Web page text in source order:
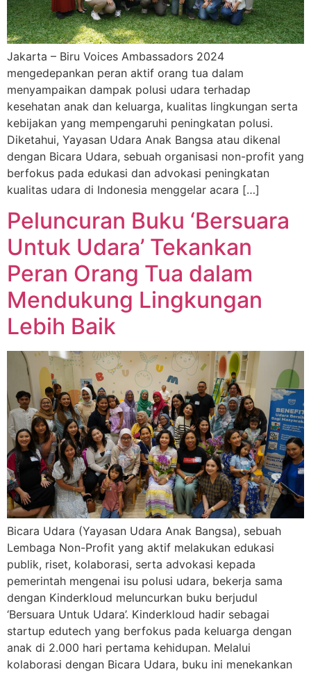
Jakarta – Biru Voices Ambassadors 2024
mengedepankan peran aktif orang tua dalam
menyampaikan dampak polusi udara terhadap
kesehatan anak dan keluarga, kualitas lingkungan serta
kebijakan yang mempengaruhi peningkatan polusi.
Diketahui, Yayasan Udara Anak Bangsa atau dikenal
dengan Bicara Udara, sebuah organisasi non-profit yang
berfokus pada edukasi dan advokasi peningkatan
kualitas udara di Indonesia menggelar acara […]
Peluncuran Buku ‘Bersuara
Untuk Udara’ Tekankan
Peran Orang Tua dalam
Mendukung Lingkungan
Lebih Baik
Bicara Udara (Yayasan Udara Anak Bangsa), sebuah
Lembaga Non-Profit yang aktif melakukan edukasi
publik, riset, kolaborasi, serta advokasi kepada
pemerintah mengenai isu polusi udara, bekerja sama
dengan Kinderkloud meluncurkan buku berjudul
‘Bersuara Untuk Udara’. Kinderkloud hadir sebagai
startup edutech yang berfokus pada keluarga dengan
anak di 2.000 hari pertama kehidupan. Melalui
kolaborasi dengan Bicara Udara, buku ini menekankan